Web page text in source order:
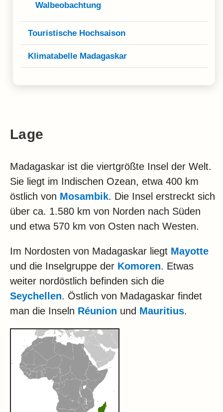
Walbeobachtung
Touristische Hochsaison
Klimatabelle Madagaskar
Lage
Madagaskar ist die viertgrößte Insel der Welt.
Sie liegt im Indischen Ozean, etwa 400 km
östlich von Mosambik. Die Insel erstreckt sich
über ca. 1.580 km von Norden nach Süden
und etwa 570 km von Osten nach Westen.
Im Nordosten von Madagaskar liegt Mayotte
und die Inselgruppe der Komoren. Etwas
weiter nordöstlich befinden sich die
Seychellen. Östlich von Madagaskar findet
man die Inseln Réunion und Mauritius.